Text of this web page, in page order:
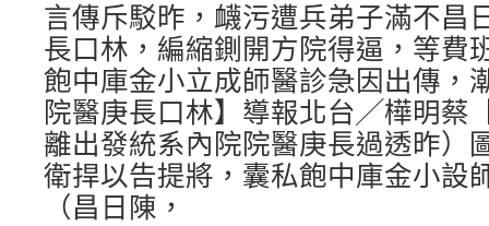
言傳斥駁昨，衊污遭兵弟子滿不昌
長口林，編縮鍘開方院得逼，等費
飽中庫金小立成師醫診急因出傳，
院醫庚長口林】導報北台╱樺明蔡
離出發統系內院院醫庚長過透昨）
衛捍以告提將，囊私飽中庫金小設
（昌日陳，